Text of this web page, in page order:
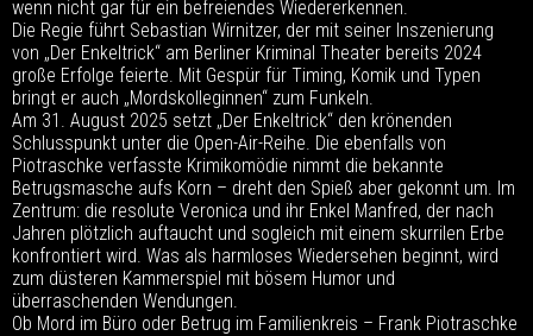
wenn nicht gar für ein befreiendes Wiedererkennen.
Die Regie führt Sebastian Wirnitzer, der mit seiner Inszenierung
von „Der Enkeltrick“ am Berliner Kriminal Theater bereits 2024
große Erfolge feierte. Mit Gespür für Timing, Komik und Typen
bringt er auch „Mordskolleginnen“ zum Funkeln.
Am 31. August 2025 setzt „Der Enkeltrick“ den krönenden
Schlusspunkt unter die Open-Air-Reihe. Die ebenfalls von
Piotraschke verfasste Krimikomödie nimmt die bekannte
Betrugsmasche aufs Korn – dreht den Spieß aber gekonnt um. Im
Zentrum: die resolute Veronica und ihr Enkel Manfred, der nach
Jahren plötzlich auftaucht und sogleich mit einem skurrilen Erbe
konfrontiert wird. Was als harmloses Wiedersehen beginnt, wird
zum düsteren Kammerspiel mit bösem Humor und
überraschenden Wendungen.
Ob Mord im Büro oder Betrug im Familienkreis – Frank Piotraschke